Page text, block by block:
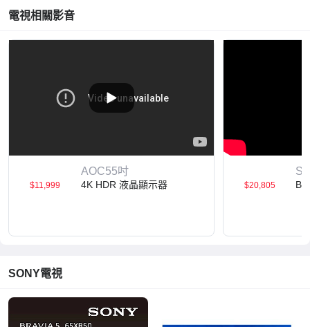
電視相關影音
$11,999
AOC55吋
4K HDR 液晶顯示器 $20,805
SONY電視